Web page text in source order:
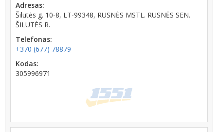
Adresas:
Šilutės g. 10-8, LT-99348, RUSNĖS MSTL. RUSNĖS SEN.
ŠILUTĖS R.
Telefonas:
+370 (677) 78879
Kodas:
305996971